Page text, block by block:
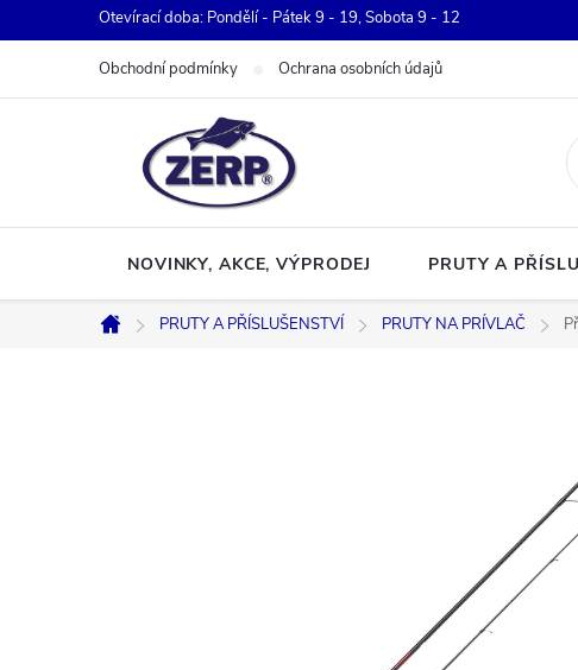
na
Otevírací doba: Pondělí - Pátek 9 - 19, Sobota 9 - 12
Obchodní podmínky Ochrana osobních údajů
NOVINKY, AKCE, VÝPRODEJ PRUTY A
Domů
PRUTY A PŘÍSLUŠENSTVÍ PRUTY NA PRÍVLAČ